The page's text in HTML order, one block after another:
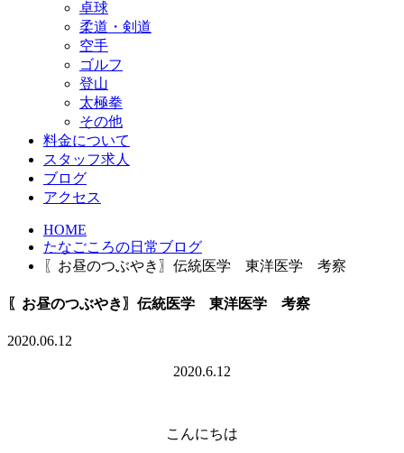
卓球
柔道・剣道
空手
ゴルフ
登山
太極拳
その他
料金について
スタッフ求人
ブログ
アクセス
HOME
たなごころの日常ブログ
〖お昼のつぶやき〗伝統医学 東洋医学 考察
〖お昼のつぶやき〗伝統医学 東洋医学 考察
2020.06.12
2020.6.12
こんにちは